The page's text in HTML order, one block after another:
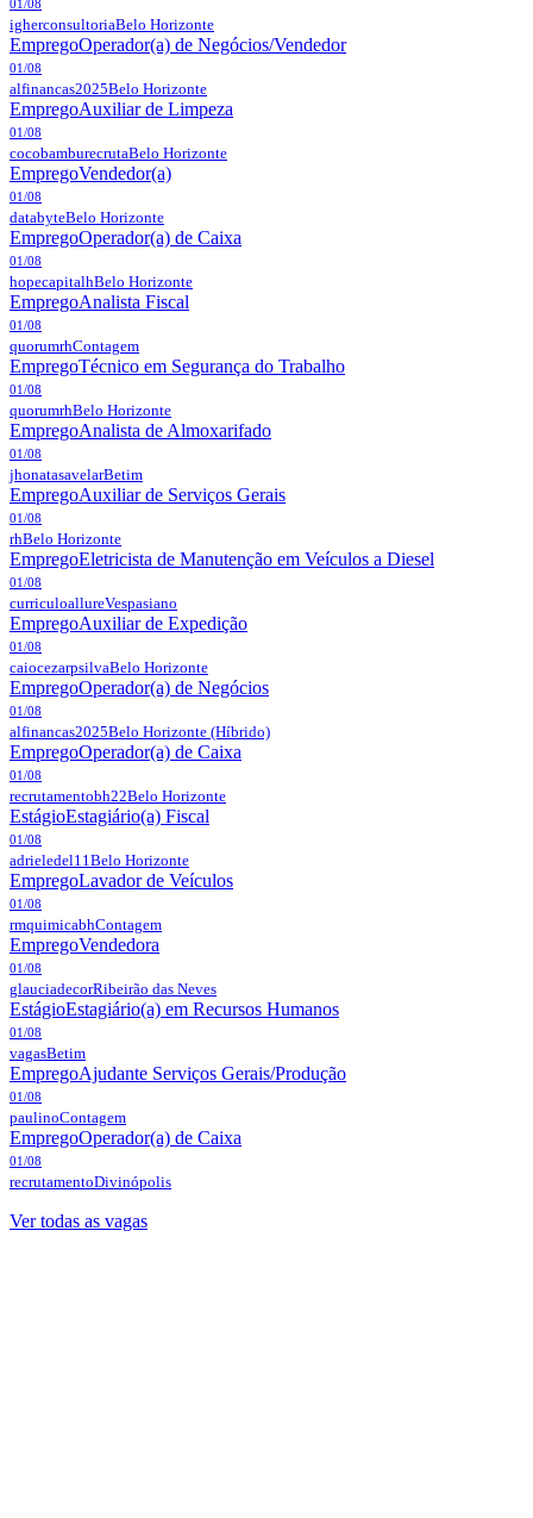
01/08
igherconsultoriaBelo Horizonte
EmpregoOperador(a) de Negócios/Vendedor
01/08
alfinancas2025Belo Horizonte
EmpregoAuxiliar de Limpeza
01/08
cocobamburecrutaBelo Horizonte
EmpregoVendedor(a)
01/08
databyteBelo Horizonte
EmpregoOperador(a) de Caixa
01/08
hopecapitalhBelo Horizonte
EmpregoAnalista Fiscal
01/08
quorumrhContagem
EmpregoTécnico em Segurança do Trabalho
01/08
quorumrhBelo Horizonte
EmpregoAnalista de Almoxarifado
01/08
jhonatasavelarBetim
EmpregoAuxiliar de Serviços Gerais
01/08
rhBelo Horizonte
EmpregoEletricista de Manutenção em Veículos a Diesel
01/08
curriculoallureVespasiano
EmpregoAuxiliar de Expedição
01/08
caiocezarpsilvaBelo Horizonte
EmpregoOperador(a) de Negócios
01/08
alfinancas2025Belo Horizonte (Híbrido)
EmpregoOperador(a) de Caixa
01/08
recrutamentobh22Belo Horizonte
EstágioEstagiário(a) Fiscal
01/08
adrieledel11 Belo Horizonte
EmpregoLavador de Veículos
01/08
rmquimicabhContagem
EmpregoVendedora
01/08
glauciadecorRibeirão das Neves
EstágioEstagiário(a) em Recursos Humanos
01/08
vagasBetim
EmpregoAjudante Serviços Gerais/Produção
01/08
paulinoContagem
EmpregoOperador(a) de Caixa
01/08
recrutamentoDivinópolis
Ver todas as vagas